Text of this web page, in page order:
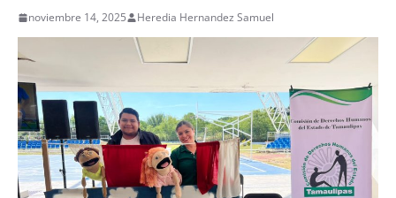
noviembre 14, 2025 Heredia Hernandez Samuel